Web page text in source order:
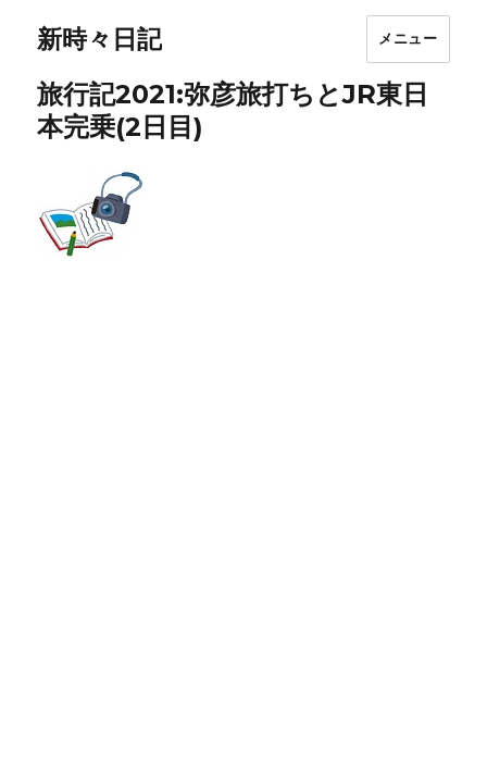
新時々日記 メニュー
旅行記2021:弥彦旅打ちとJR東日
本完乗(2日目)